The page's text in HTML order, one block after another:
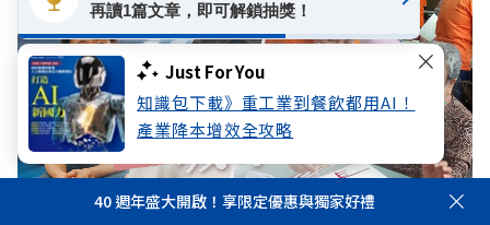
Just For You
知識包下載》重工業到餐飲都用AI！
產業降本增效全攻略
40 週年盛大開啟！享限定優惠與獨家好禮
再讀1篇文章，即可解鎖抽獎！